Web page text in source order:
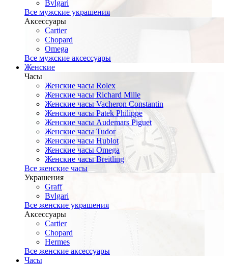
Bvlgari
Все мужские украшения
Аксессуары
Cartier
Chopard
Omega
Все мужские аксессуары
Женские
Часы
Женские часы Rolex
Женские часы Richard Mille
Женские часы Vacheron Constantin
Женские часы Patek Philippe
Женские часы Audemars Piguet
Женские часы Tudor
Женские часы Hublot
Женские часы Omega
Женские часы Breitling
Все женские часы
Украшения
Graff
Bvlgari
Все женские украшения
Аксессуары
Cartier
Chopard
Hermes
Все женские аксессуары
Часы